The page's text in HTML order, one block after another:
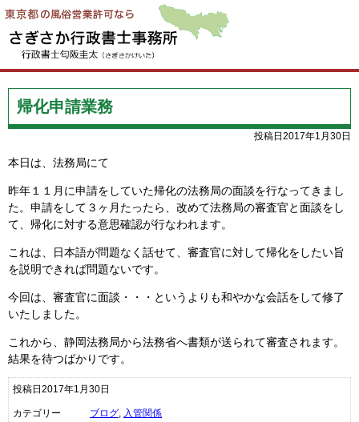
帰化申請業務
投稿日2017年1月30日
本日は、法務局にて
昨年１１月に申請をしていた帰化の法務局の面談を行なってきまし
た。申請をして３ヶ月たったら、改めて法務局の審査官と面談をし
て、帰化に対する意思確認が行なわれます。
これは、日本語が問題なく話せて、審査官に対して帰化をしたい旨
を説明できれば問題ないです。
今回は、審査官に面談・・・というよりも和やかな会話をして修了
いたしました。
これから、静岡法務局から法務省へ書類が送られて審査されます。
結果を待つばかりです。
投稿日2017年1月30日
カテゴリー ブログ, 入管関係